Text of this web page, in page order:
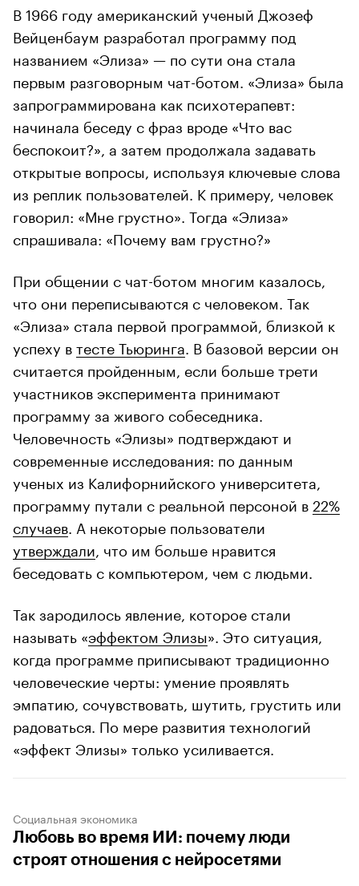
В 1966 году американский ученый Джозеф
Вейценбаум разработал программу под
названием «Элиза» — по сути она стала
первым разговорным чат-ботом. «Элиза» была
запрограммирована как психотерапевт:
начинала беседу с фраз вроде «Что вас
беспокоит?», а затем продолжала задавать
открытые вопросы, используя ключевые слова
из реплик пользователей. К примеру, человек
говорил: «Мне грустно». Тогда «Элиза»
спрашивала: «Почему вам грустно?»
При общении с чат-ботом многим казалось,
что они переписываются с человеком. Так
«Элиза» стала первой программой, близкой к
успеху втесте Тьюринга . В базовой версии он
считается пройденным, если больше трети
участников эксперимента принимают
программу за живого собеседника.
Человечность «Элизы» подтверждают и
современные исследования: по данным
ученых из Калифорнийского университета,
программу путали с реальной персоной в 22%
случаев . А некоторые пользователи
утверждали , что им больше нравится
беседовать с компьютером, чем с людьми.
Так зародилось явление, которое стали
называть «эффектом Элизы». Это ситуация,
когда программе приписывают традиционно
человеческие черты: умение проявлять
эмпатию, сочувствовать, шутить, грустить или
радоваться. По мере развития технологий
«эффект Элизы» только усиливается.
Социальная экономика
Любовь во время ИИ: почему люди
строят отношения с нейросетями